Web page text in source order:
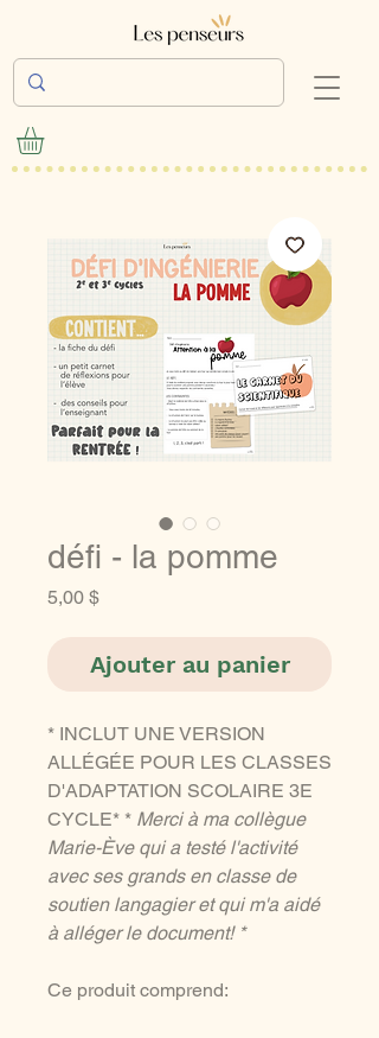
défi - la pomme
5,00 $Prix
Ajouter au panier
* INCLUT UNE VERSION
ALLÉGÉE POUR LES CLASSES
D'ADAPTATION SCOLAIRE 3E
CYCLE* * Merci à ma collègue
Marie-Ève qui a testé l'activité
avec ses grands en classe de
soutien langagier et qui m'a aidé
à alléger le document! *
Ce produit comprend: